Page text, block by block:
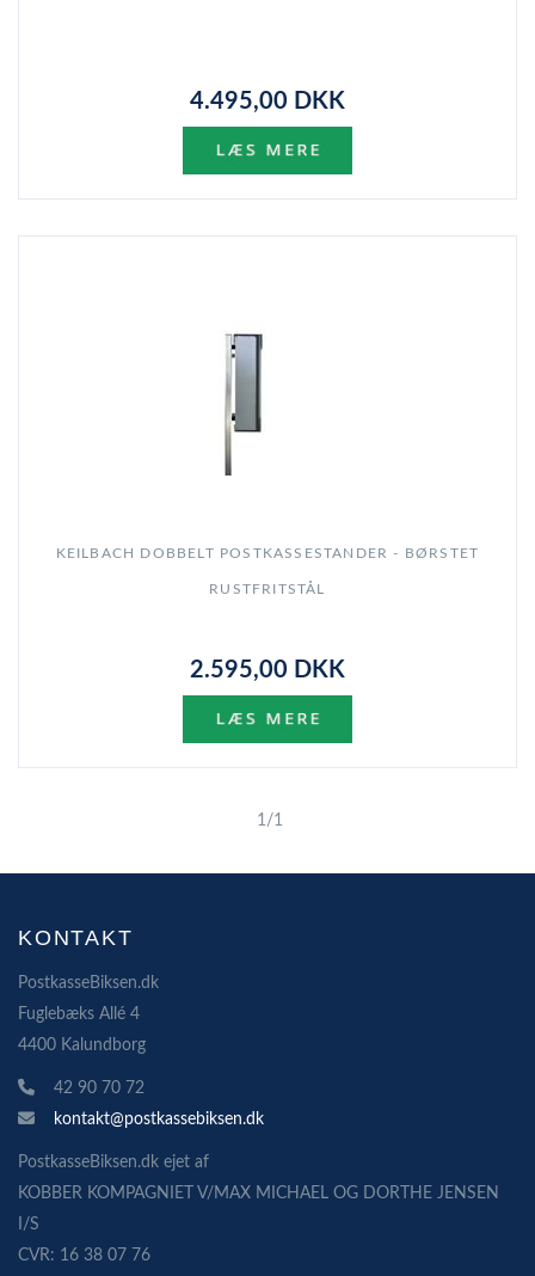
4.495,00 DKK
KEILBACH DOBBELT POSTKASSESTANDER - BØRSTET
RUSTFRITSTÅL
2.595,00 DKK
1/1
KONTAKT
PostkasseBiksen.dk
Fuglebæks Allé 4
4400 Kalundborg
42 90 70 72
kontakt@postkassebiksen.dk
PostkasseBiksen.dk ejet af
KOBBER KOMPAGNIET V/MAX MICHAEL OG DORTHE JENSEN
I/S
CVR: 16 38 07 76